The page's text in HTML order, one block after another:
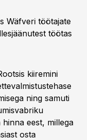
Wäfveri töötajate
töötas
kiiremini
ning samuti
hinna eest, millega
osta